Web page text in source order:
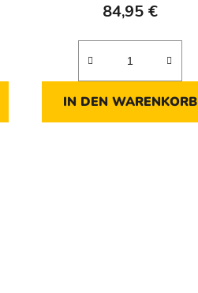
84,95 €
IN DEN WARENKORB